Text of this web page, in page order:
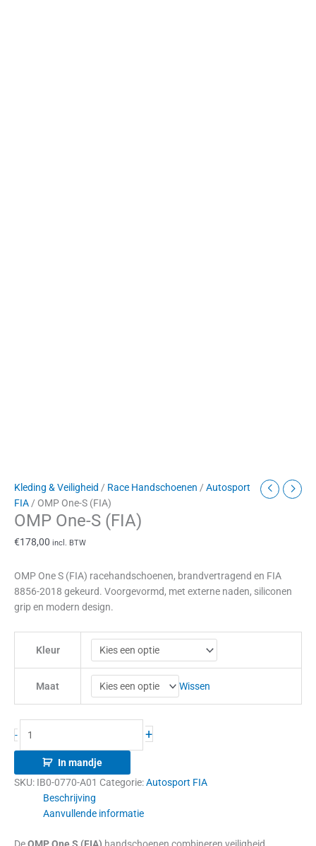
Kleding & Veiligheid / Race Handschoenen / Autosport
FIA/ OMP One-S (FIA)
OMP One-S (FIA)
€178,00 incl. BTW
OMP One S (FIA) racehandschoenen, brandvertragend en FIA
8856-2018 gekeurd. Voorgevormd, met externe naden, siliconen
grip en modern design.
Kleur
Maat Wissen
- +
In mandje
SKU: IB0-0770-A01 Categorie:Autosport FIA
Beschrijving
Aanvullende informatie
DeOMP One S (FIA) handschoenen combineren veiligheid,